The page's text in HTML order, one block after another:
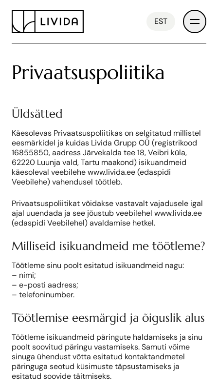
EST
Arendused
Meist
Uudised
Kontakt
Privaatsuspoliitika
Üldsätted
Käesolevas Privaatsuspoliitikas on selgitatud millistel
eesmärkidel ja kuidas Livida Grupp OÜ (registrikood
16855850, aadress Järvekalda tee 18, Veibri küla,
62220 Luunja vald, Tartu maakond) isikuandmeid
käesoleval veebilehe www.livida.ee (edaspidi
Veebilehe) vahendusel töötleb.
Privaatsuspoliitikat võidakse vastavalt vajadusele igal
ajal uuendada ja see jõustub veebilehel www.livida.ee
(edaspidi Veebilehel) avaldamise hetkel.
Milliseid isikuandmeid me töötleme?
Töötleme sinu poolt esitatud isikuandmeid nagu:
– nimi;
– e-posti aadress;
– telefoninumber.
Töötlemise eesmärgid ja õiguslik alus
Töötleme isikuandmeid päringute haldamiseks ja sinu
poolt soovitud päringu vastamiseks. Samuti võime
sinuga ühendust võtta esitatud kontaktandmetel
päringuga seotud küsimuste täpsustamiseks ja
esitatud soovide täitmiseks.